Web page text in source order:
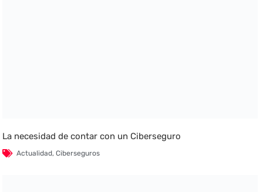
La necesidad de contar con un Ciberseguro
Actualidad,Ciberseguros